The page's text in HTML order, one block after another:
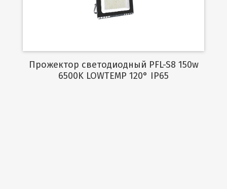
Подробнее
Прожектор светодиодный PFL-S8 150w
6500K LOWTEMP 120° IP65